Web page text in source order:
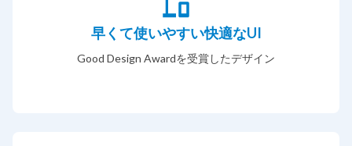
早くて使いやすい快適なUI
Good Design Awardを受賞したデザイン